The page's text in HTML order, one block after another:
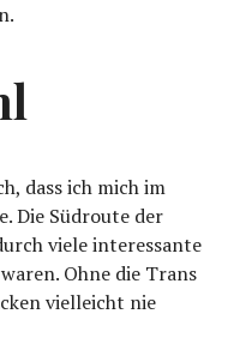
dass ich mich im
Die Südroute der
viele interessante
Ohne die Trans
vielleicht nie